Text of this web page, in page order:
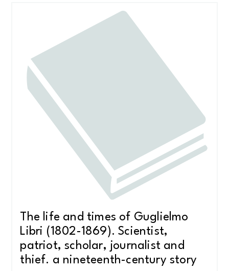
The life and times of Guglielmo
Libri (1802-1869). Scientist,
patriot, scholar, journalist and
thief. a nineteenth-century story